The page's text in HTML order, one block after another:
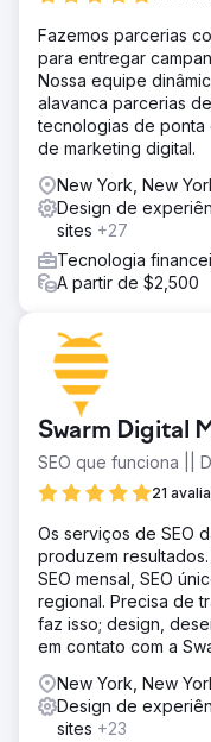
Fazemos parcerias
para entregar
Nossa equipe
alavanca parcerias
tecnologias de ponta
de marketing digital.
New York, New
Design de
sites +27
Tecnologia
A partir de $2,500
Swarm Digital
SEO que funciona ||
21
Os serviços de SEO
produzem
SEO mensal, SEO
regional. Precisa de
faz isso; design,
em contato com a
New York, New
Design de
sites +23